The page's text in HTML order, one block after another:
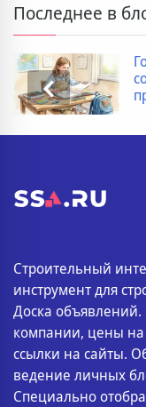
Последнее в
Строительный
инструмент для
Доска
компании, цены на
ссылки на сайты.
ведение личных
Специально